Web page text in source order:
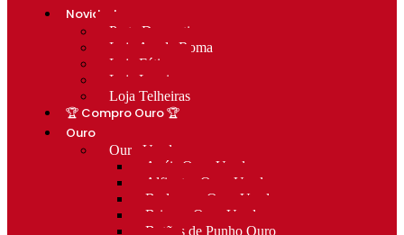
Novidades
Prata Decorativa
Loja Av. de Roma
Loja Fátima
Loja Lumiar
Loja Telheiras
🏆 Compro Ouro 🏆
Ouro
Ouro Usado
Anéis Ouro Usado
Alfinetes Ouro Usado
Berloques Ouro Usado
Brincos Ouro Usado
Botões de Punho Ouro